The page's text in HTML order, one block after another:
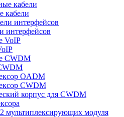
кабели
интерфейсов
OADM
CWDM
корпус для CWDM
мультиплексирующих модуля